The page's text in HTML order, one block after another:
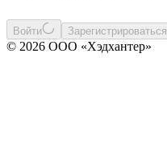
Войти Зарегистрироваться
© 2026 ООО «Хэдхантер»